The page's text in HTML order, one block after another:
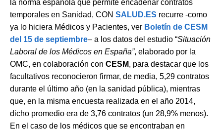
la norma española que permite encadenar contratos
temporales en Sanidad, CON SALUD.ES recurre -como
ya lo hiciera Médicos y Pacientes, ver Boletín de CESM
del 15 de septiembre– a los datos del estudio “Situación
Laboral de los Médicos en España”, elaborado por la
OMC, en colaboración con CESM, para destacar que los
facultativos reconocieron firmar, de media, 5,29 contratos
durante el último año (en la sanidad pública), mientras
que, en la misma encuesta realizada en el año 2014,
dicho promedio era de 3,76 contratos (un 28,9% menos).
En el caso de los médicos que se encontraban en